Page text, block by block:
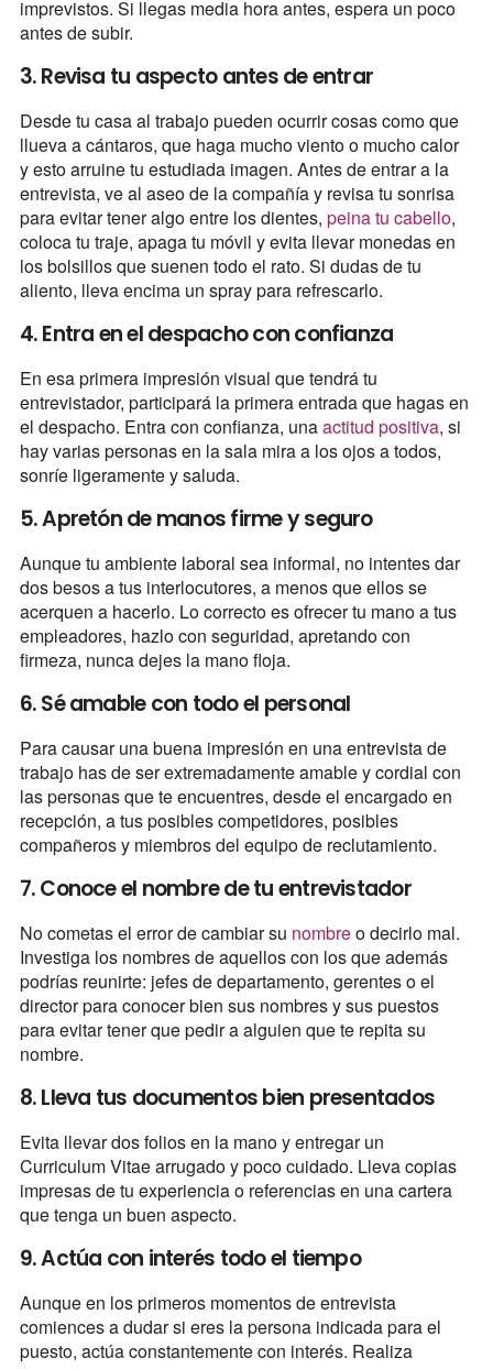
imprevistos. Si llegas media hora antes, espera un poco
antes de subir.
3. Revisa tu aspecto antes de entrar
Desde tu casa al trabajo pueden ocurrir cosas como que
llueva a cántaros, que haga mucho viento o mucho calor
y esto arruine tu estudiada imagen. Antes de entrar a la
entrevista, ve al aseo de la compañía y revisa tu sonrisa
para evitar tener algo entre los dientes, peina tu cabello,
coloca tu traje, apaga tu móvil y evita llevar monedas en
los bolsillos que suenen todo el rato. Si dudas de tu
aliento, lleva encima un spray para refrescarlo.
4. Entra en el despacho con confianza
En esa primera impresión visual que tendrá tu
entrevistador, participará la primera entrada que hagas en
el despacho. Entra con confianza, unaactitud positiva, si
hay varias personas en la sala mira a los ojos a todos,
sonríe ligeramente y saluda.
5. Apretón de manos firme y seguro
Aunque tu ambiente laboral sea informal, no intentes dar
dos besos a tus interlocutores, a menos que ellos se
acerquen a hacerlo. Lo correcto es ofrecer tu mano a tus
empleadores, hazlo con seguridad, apretando con
firmeza, nunca dejes la mano floja.
6. Sé amable con todo el personal
Para causar una buena impresión en una entrevista de
trabajo has de ser extremadamente amable y cordial con
las personas que te encuentres, desde el encargado en
recepción, a tus posibles competidores, posibles
compañeros y miembros del equipo de reclutamiento.
7. Conoce el nombre de tu entrevistador
No cometas el error de cambiar su nombreo decirlo mal.
Investiga los nombres de aquellos con los que además
podrías reunirte: jefes de departamento, gerentes o el
director para conocer bien sus nombres y sus puestos
para evitar tener que pedir a alguien que te repita su
nombre.
8. Lleva tus documentos bien presentados
Evita llevar dos folios en la mano y entregar un
Curriculum Vitae arrugado y poco cuidado. Lleva copias
impresas de tu experiencia o referencias en una cartera
que tenga un buen aspecto.
9. Actúa con interés todo el tiempo
Aunque en los primeros momentos de entrevista
comiences a dudar si eres la persona indicada para el
puesto, actúa constantemente con interés. Realiza